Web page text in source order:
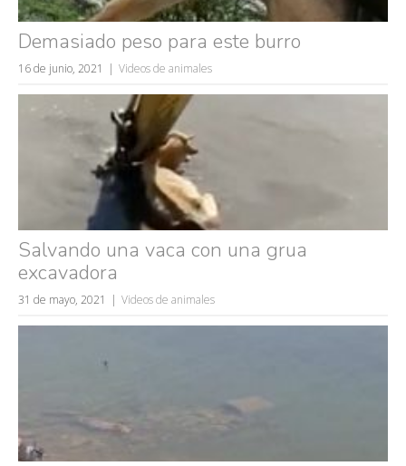
accidentes
wtf
rusos
caídas
Demasiado peso para este burro
16 de junio, 2021 Videos de animales
Salvando una vaca con una grua
excavadora
31 de mayo, 2021 Videos de animales